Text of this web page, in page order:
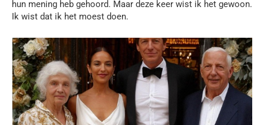
hun mening heb gehoord. Maar deze keer wist ik het gewoon.
Ik wist dat ik het moest doen.